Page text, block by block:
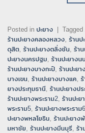
Posted in ปะยาง Tagged
ร้านปะยางคลองหลวง, ร้านป
ดุสิต, ร้านปะยางตลิ่งชัน, ร้า
ปะยางนครปฐม, ร้านปะยางน
ร้านปะยางบางกะปิ, ร้านปะยา
บางเขน, ร้านปะยางบางแค,
ยางประทุมธานี, ร้านปะยางปร
ร้านปะยางพระราม2, ร้านปะย
พระราม5, ร้านปะยางพระราม6
ปะยางพหลโยธิน, ร้านปะยาง
มหาชัย, ร้านปะยางมีนบุรี, ร้า